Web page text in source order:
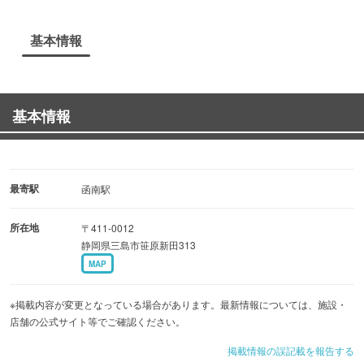
基本情報
基本情報
最寄駅 函南駅
所在地
〒411-0012
静岡県三島市笹原新田313
MAP
※掲載内容が変更となっている場合があります。最新情報については、施設・
店舗の公式サイト等でご確認ください。
掲載情報の誤記載を報告する